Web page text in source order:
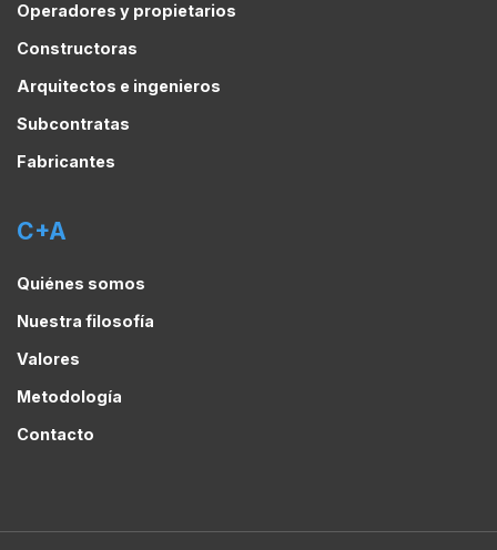
Operadores y propietarios
Constructoras
Arquitectos e ingenieros
Subcontratas
Fabricantes
C+A
Quiénes somos
Nuestra filosofía
Valores
Metodología
Contacto